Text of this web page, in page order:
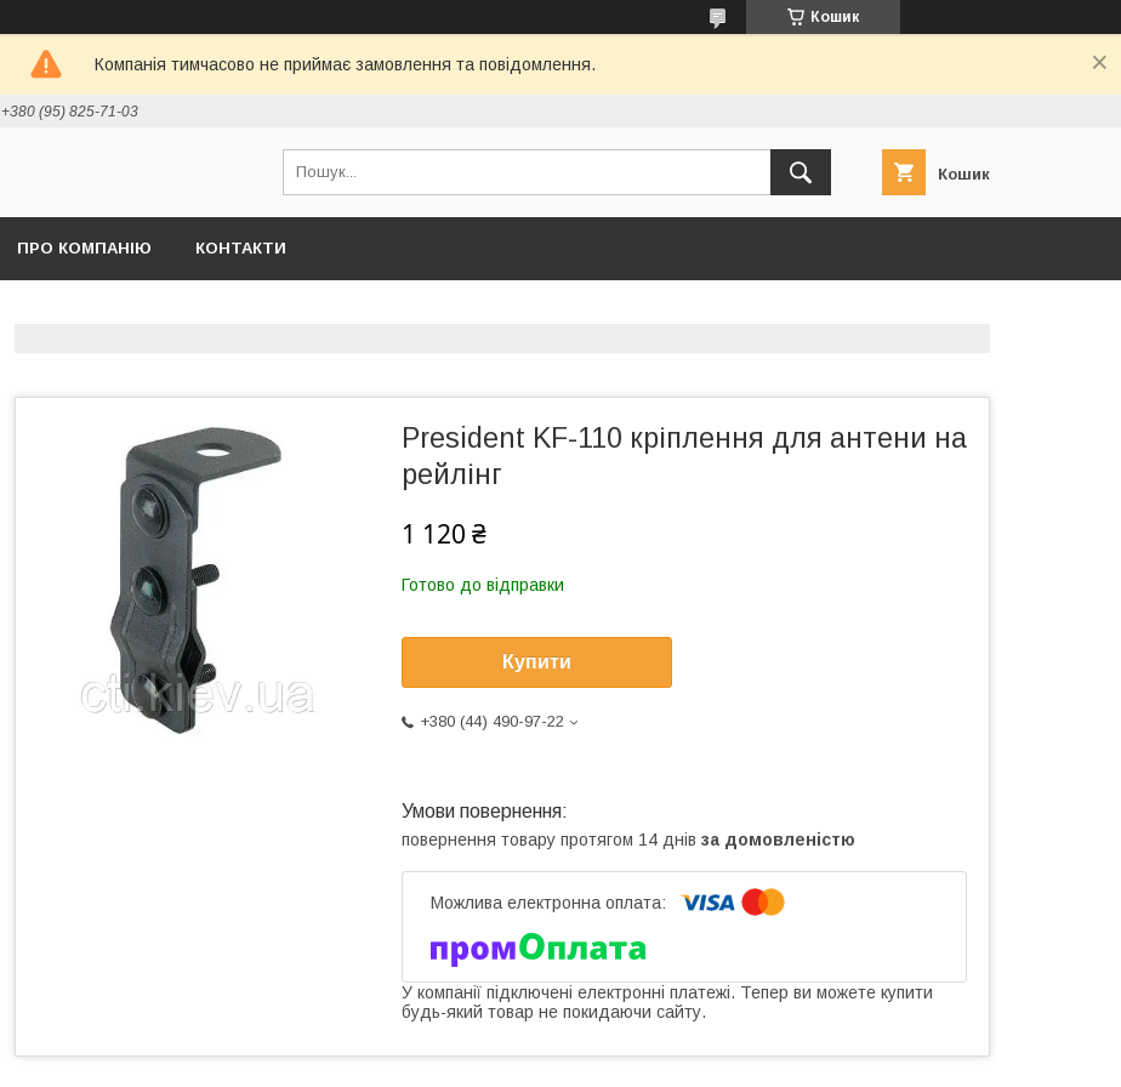
Кошик
Компанія тимчасово не приймає замовлення та повідомлення.
+380 (95) 825-71-03
Кошик
ПРО КОМПАНІЮ КОНТАКТИ
President KF-110 кріплення для антени на
рейлінг
1 120 ₴
Готово до відправки
Купити
+380 (44) 490-97-22
повернення товару протягом 14 днів за домовленістю
У компанії підключені електронні платежі. Тепер ви можете купити
будь-який товар не покидаючи сайту.